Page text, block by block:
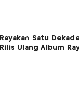
Rayakan Satu
Rilis Ulang Album